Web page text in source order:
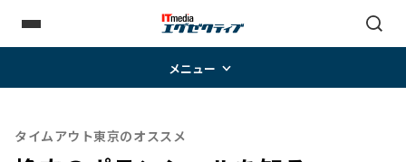
メニュー
タイムアウト東京のオススメ